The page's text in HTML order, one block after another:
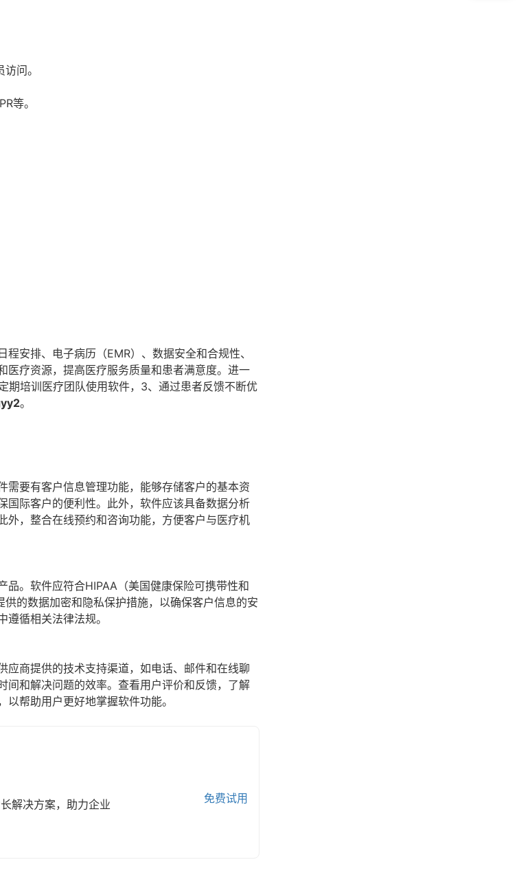
问。
等。
安排、电子病历（EMR）、数据安全和合规性、
医疗资源，提高医疗服务质量和患者满意度。进一
期培训医疗团队使用软件，3、通过患者反馈不断优
。
需要有客户信息管理功能，能够存储客户的基本资
国际客户的便利性。此外，软件应该具备数据分析
外，整合在线预约和咨询功能，方便客户与医疗机
。软件应符合HIPAA（美国健康保险可携带性和
的数据加密和隐私保护措施，以确保客户信息的安
循相关法律法规。
商提供的技术支持渠道，如电话、邮件和在线聊
间和解决问题的效率。查看用户评价和反馈，了解
帮助用户更好地掌握软件功能。
解决方案，助力企业
免费试用